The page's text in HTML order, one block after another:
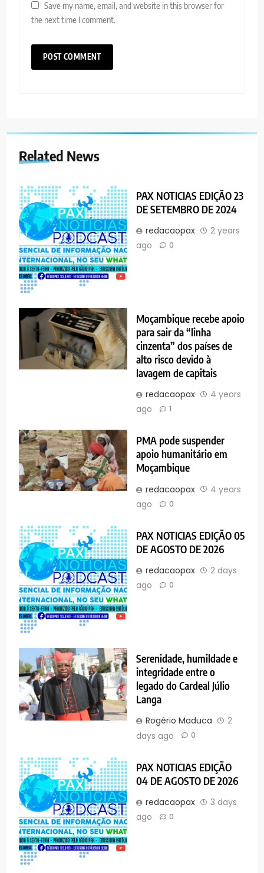
Save my name, email, and website in this browser for
the next time I comment.
Related News
PAX NOTICIAS EDIÇÃO 23
DE SETEMBRO DE 2024
redacaopax
2 years
ago
0
Moçambique recebe apoio
para sair da “linha
cinzenta” dos países de
alto risco devido à
lavagem de capitais
redacaopax
4 years
ago
1
PMA pode suspender
apoio humanitário em
Moçambique
redacaopax
4 years
ago
0
PAX NOTICIAS EDIÇÃO 05
DE AGOSTO DE 2026
redacaopax
2 days
ago
0
Serenidade, humildade e
integridade entre o
legado do Cardeal Júlio
Langa
Rogério Maduca
2
days ago
0
PAX NOTICIAS EDIÇÃO
04 DE AGOSTO DE 2026
redacaopax
3 days
ago
0